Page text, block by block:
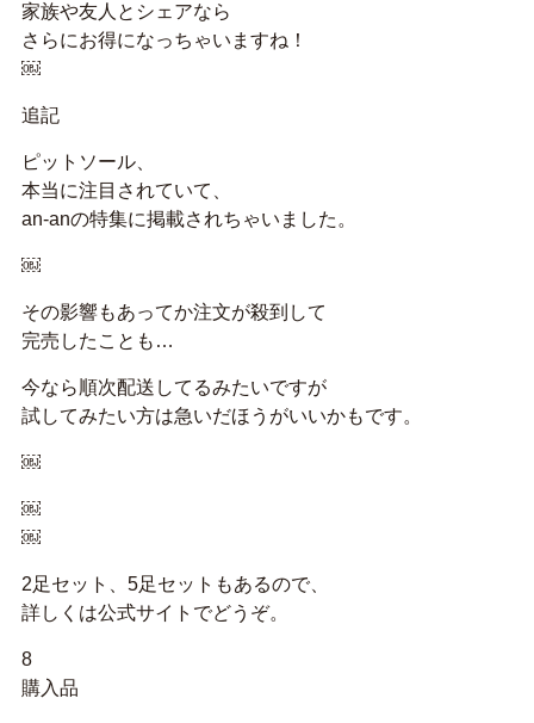
家族や友人とシェアなら
さらにお得になっちゃいますね！
￼
追記
ピットソール、
本当に注目されていて、
an-anの特集に掲載されちゃいました。
￼
その影響もあってか注文が殺到して
完売したことも…
今なら順次配送してるみたいですが
試してみたい方は急いだほうがいいかもです。
￼
￼
￼
2足セット、5足セットもあるので、
詳しくは公式サイトでどうぞ。
8
購入品